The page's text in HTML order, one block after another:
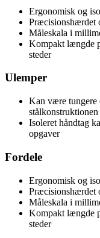
Ergonomisk og
Præcisionshærdet
Måleskala i
Kompakt længde
steder
Ulemper
Kan være tungere
stålkonstruktionen
Isoleret håndtag
opgaver
Fordele
Ergonomisk og
Præcisionshærdet
Måleskala i
Kompakt længde
steder